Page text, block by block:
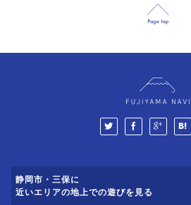
静岡市・三保に
近いエリアの地上での遊びを見る